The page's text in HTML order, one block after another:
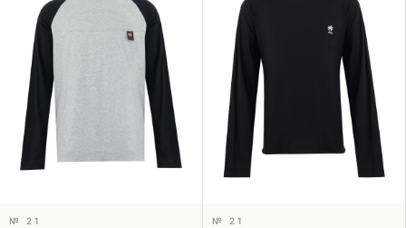
№ 21 № 21